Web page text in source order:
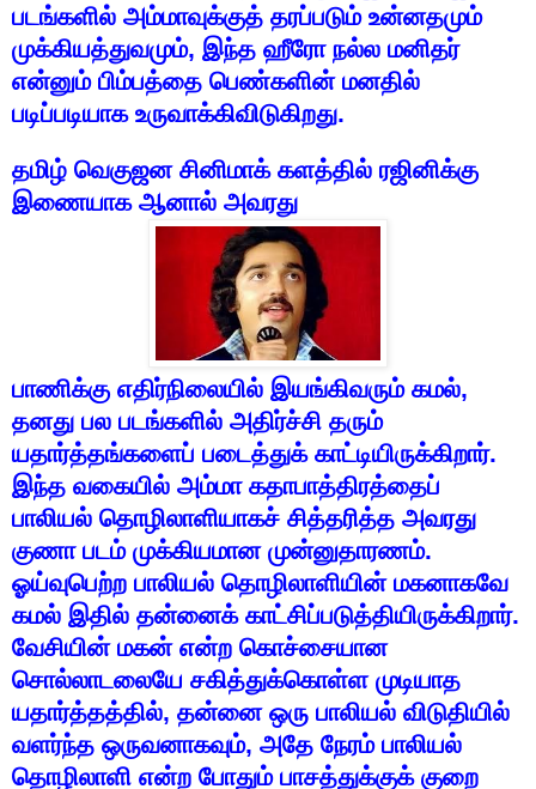
படங்களில் அம்மாவுக்குத் தரப்படும் உன்னதமும்
முக்கியத்துவமும், இந்த ஹீரோ நல்ல மனிதர்
என்னும் பிம்பத்தை பெண்களின் மனதில்
படிப்படியாக உருவாக்கிவிடுகிறது.
தமிழ் வெகுஜன சினிமாக் களத்தில் ரஜினிக்கு
இணையாக ஆனால் அவரது
பாணிக்கு எதிர்நிலையில் இயங்கிவரும் கமல்,
தனது பல படங்களில் அதிர்ச்சி தரும்
யதார்த்தங்களைப் படைத்துக் காட்டியிருக்கிறார்.
இந்த வகையில் அம்மா கதாபாத்திரத்தைப்
பாலியல் தொழிலாளியாகச் சித்தரித்த அவரது
குணா படம் முக்கியமான முன்னுதாரணம்.
ஓய்வுபெற்ற பாலியல் தொழிலாளியின் மகனாகவே
கமல் இதில் தன்னைக் காட்சிப்படுத்தியிருக்கிறார்.
வேசியின் மகன் என்ற கொச்சையான
சொல்லாடலையே சகித்துக்கொள்ள முடியாத
யதார்த்தத்தில், தன்னை ஒரு பாலியல் விடுதியில்
வளர்ந்த ஒருவனாகவும், அதே நேரம் பாலியல்
தொழிலாளி என்ற போதும் பாசத்துக்குக் குறை